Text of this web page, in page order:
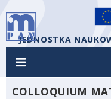
JEDNOSTKA
COLLOQUIUM